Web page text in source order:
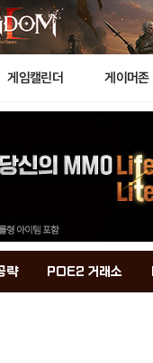
게임캘린더 게이머존
략 POE2 거래소